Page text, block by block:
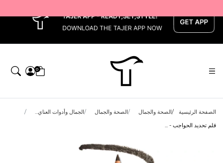
0
الصفحة الرئيسية الصحة والجمال الصحة والجمال
الجمال وأدوات العناي...
قلم تحديد الحواجب - ...